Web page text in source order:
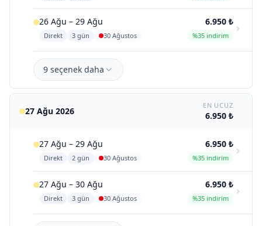
26 Ağu – 29 Ağu
Direkt 3 gün 30 Ağustos
6.950 ₺
%35 indirim
9 seçenek daha
27 Ağu 2026
EN UCUZ
6.950 ₺
27 Ağu – 29 Ağu
Direkt 2 gün 30 Ağustos
6.950 ₺
%35 indirim
27 Ağu – 30 Ağu
Direkt 3 gün 30 Ağustos
6.950 ₺
%35 indirim